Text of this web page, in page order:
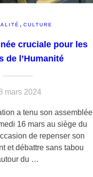
, CULTURE
cruciale pour les
de l’Humanité
mars 2024
a tenu son assemblée
16 mars au siège du
de repenser son
et débattre sans tabou
du …